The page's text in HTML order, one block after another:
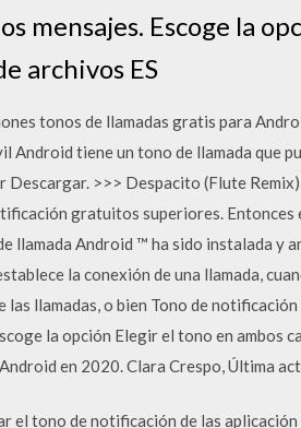
mensajes. Escoge la
archivos ES
tonos de llamadas gratis para
tiene un tono de llamada que
Descargar. >>> Despacito (Flute
gratuitos superiores.
llamada Android ™ ha sido instalada y
la conexión de una llamada,
las llamadas, o bien Tono de
la opción Elegir el tono en ambos
en 2020. Clara Crespo, Última
el tono de notificación de las